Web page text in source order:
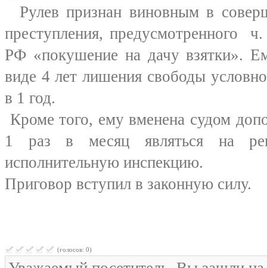
Рулев признан виновным в
преступления, предусмотренного
РФ «покушение на дачу взятки».
виде 4 лет лишения свободы
в 1 год.
Кроме того, ему вменена судом
1 раз в месяц являться на
исполнительную инспекцию.
Приговор вступил в законную силу.
(голосов: 0)